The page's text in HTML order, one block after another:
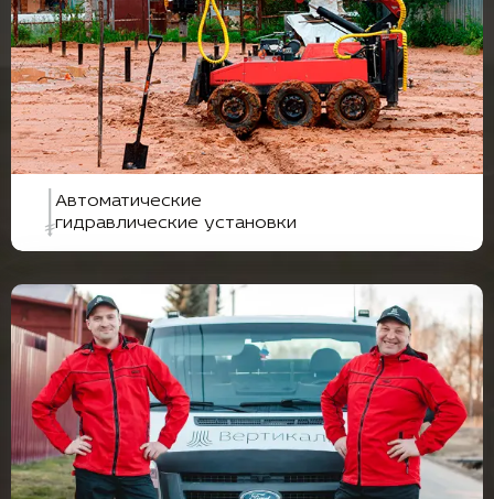
Автоматические
гидравлические установки